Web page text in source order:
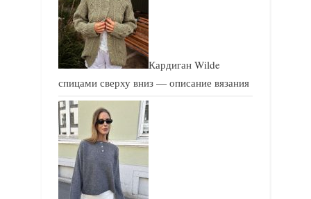
Кардиган Wilde
спицами сверху вниз — описание вязания